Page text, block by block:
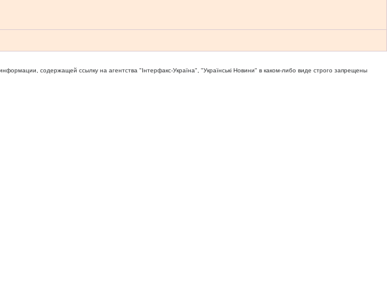
содержащей ссылку на агентства "Iнтерфакс-Україна", "Українськi Новини" в каком-либо виде строго запрещены